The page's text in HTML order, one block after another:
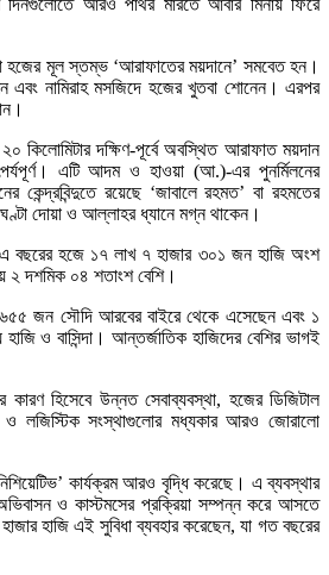
হজের মূল স্তম্ভ ‘আরাফাতের ময়দানে’ সমবেত হন।
এবং নামিরাহ মসজিদে হজের খুতবা শোনেন। এরপর
কিলোমিটার দক্ষিণ-পূর্বে অবস্থিত আরাফাত ময়দান
এটি আদম ও হাওয়া (আ.)-এর পুনর্মিলনের
কেন্দ্রবিন্দুতে রয়েছে ‘জাবালে রহমত’ বা রহমতের
ঘণ্টা দোয়া ও আল্লাহর ধ্যানে মগ্ন থাকেন।
বছরের হজে ১৭ লাখ ৭ হাজার ৩০১ জন হাজি অংশ
২ দশমিক ০৪ শতাংশ বেশি।
জন সৌদি আরবের বাইরে থেকে এসেছেন এবং ১
ও বাসিন্দা। আন্তর্জাতিক হাজিদের বেশির ভাগই
কারণ হিসেবে উন্নত সেবাব্যবস্থা, হজের ডিজিটাল
ও লজিস্টিক সংস্থাগুলোর মধ্যকার আরও জোরালো
কার্যক্রম আরও বৃদ্ধি করেছে। এ ব্যবস্থার
ও কাস্টমসের প্রক্রিয়া সম্পন্ন করে আসতে
হাজি এই সুবিধা ব্যবহার করেছেন, যা গত বছরের